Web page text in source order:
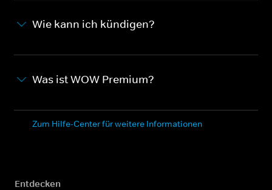
Wie kann ich kündigen?
Was ist WOW Premium?
Zum Hilfe-Center für weitere Informationen
Entdecken